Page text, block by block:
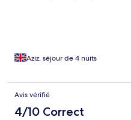
Aziz, séjour de 4 nuits
Avis vérifié
4/10 Correct